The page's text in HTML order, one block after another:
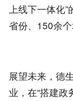
上线下一体化
省份、150余个
展望未来，德
业，在“搭建政